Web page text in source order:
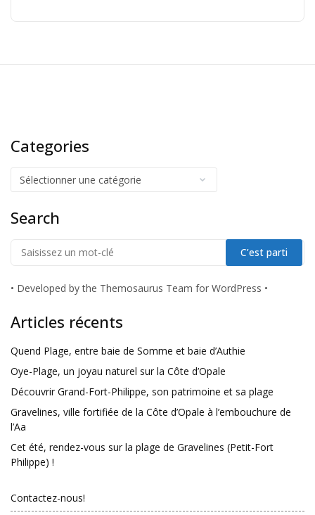
Categories
Search
• Developed by the Themosaurus Team for WordPress •
Articles récents
Quend Plage, entre baie de Somme et baie d’Authie
Oye-Plage, un joyau naturel sur la Côte d’Opale
Découvrir Grand-Fort-Philippe, son patrimoine et sa plage
Gravelines, ville fortifiée de la Côte d’Opale à l’embouchure de
l’Aa
Cet été, rendez-vous sur la plage de Gravelines (Petit-Fort
Philippe) !
Contactez-nous!